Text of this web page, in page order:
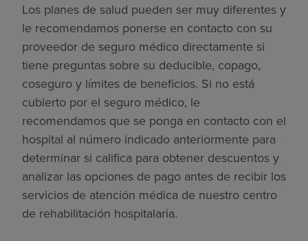
Los planes de salud pueden ser muy diferentes y
le recomendamos ponerse en contacto con su
proveedor de seguro médico directamente si
tiene preguntas sobre su deducible, copago,
coseguro y límites de beneficios. Si no está
cubierto por el seguro médico, le
recomendamos que se ponga en contacto con el
hospital al número indicado anteriormente para
determinar si califica para obtener descuentos y
analizar las opciones de pago antes de recibir los
servicios de atención médica de nuestro centro
de rehabilitación hospitalaria.